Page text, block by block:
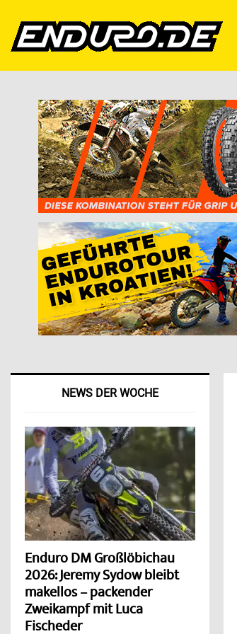
NEWS DER WOCHE
Enduro DM Großlöbichau
2026: Jeremy Sydow bleibt
makellos – packender
Zweikampf mit Luca
Fischeder